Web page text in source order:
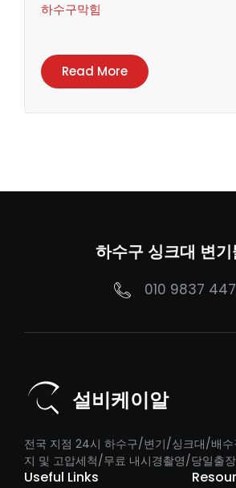
하수구막힘
Read More
하수구 싱크대 변
010 9837
설비케이알
전국 지점 24시 하수구/변기/싱크대/배수
지 및 고압세척/무료 내시경촬영/당일출
Useful Links